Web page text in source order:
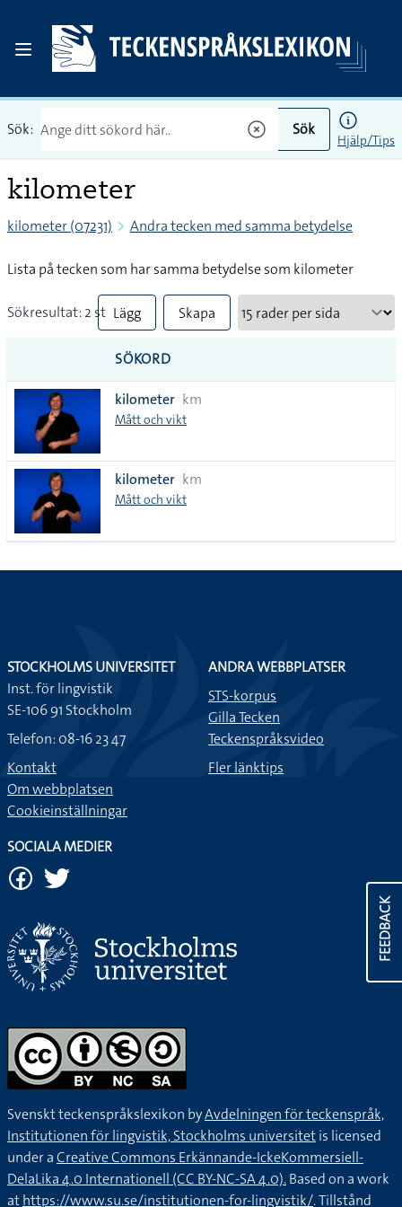
Sök: Sök
Hjälp/Tips
kilometer
kilometer (07231) Andra tecken med samma betydelse
Lista på tecken som har samma betydelse som kilometer
Sökresultat: 2 st Lägg
till
alla i
lista
Skapa
SÖKORD
kilometer km
Mått och vikt
kilometer km
Mått och vikt
FEEDBACK
STOCKHOLMS UNIVERSITET
Inst. för lingvistik
SE-106 91 Stockholm
Telefon: 08-16 23 47
Kontakt
Om webbplatsen
Cookieinställningar
ANDRA WEBBPLATSER
STS-korpus
Gilla Tecken
Teckenspråksvideo
Fler länktips
SOCIALA MEDIER
Svenskt teckenspråkslexikon byAvdelningen för teckenspråk,
Institutionen för lingvistik, Stockholms universitetis licensed
under aCreative Commons Erkännande-IckeKommersiell-
DelaLika 4.0 Internationell (CC BY-NC-SA 4.0).Based on a work
athttps://www.su.se/institutionen-for-lingvistik/. Tillstånd